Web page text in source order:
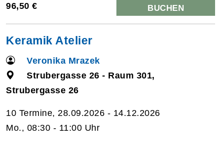
96,50 € BUCHEN
Keramik Atelier
Veronika Mrazek
Strubergasse 26 - Raum 301,
Strubergasse 26
10 Termine, 28.09.2026 - 14.12.2026
Mo., 08:30 - 11:00 Uhr